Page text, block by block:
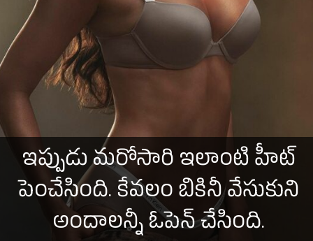
ఇప్పుడు మరోసారి ఇలాంటి హీట్
పెంచేసింది. కేవలం బికినీ వేసుకుని
అందాలన్నీ ఓపెన్ చేసింది.